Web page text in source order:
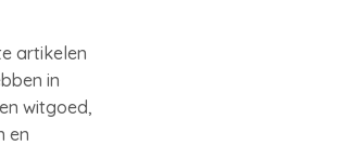
artikelen
in
witgoed,
en